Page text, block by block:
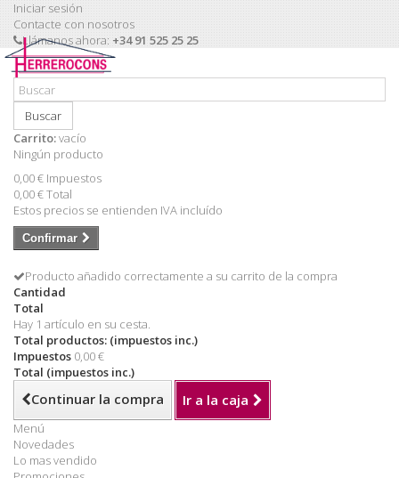
Iniciar sesión
Contacte con nosotros
Llámanos ahora: +34 91 525 25 25
Buscar
Carrito:vacío
Ningún producto
0,00 € Impuestos
0,00 €Total
Estos precios se entienden IVA incluído
Confirmar
Producto añadido correctamente a su carrito de la compra
Cantidad
Total
Hay 1 artículo en su cesta.
Total productos: (impuestos inc.)
Impuestos 0,00 €
Total (impuestos inc.)
Continuar la compra Ir a la caja
Menú
Novedades
Lo mas vendido